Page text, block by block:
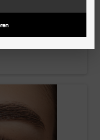
/ Gekleurde
Pudding 2 Stk